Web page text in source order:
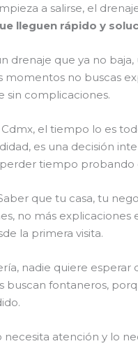
a salirse, el
lleguen rápido y
drenaje que ya no
momentos no buscas
sin complicaciones.
el tiempo lo es
es una decisión
tiempo probando
que tu casa, tu
no más
la primera visita.
nadie quiere esperar
buscan fontaneros,
necesita atención y lo